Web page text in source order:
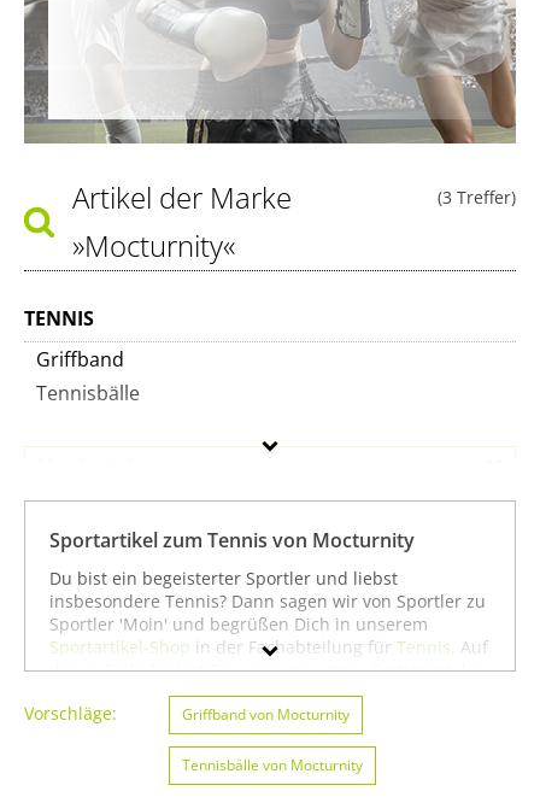
(3 Treffer)
Artikel der Marke
»Mocturnity«
TENNIS
Griffband
Tennisbälle
Preis
Farbe
Sportartikel zum Tennis von Mocturnity
Du bist ein begeisterter Sportler und liebst
insbesondere Tennis? Dann sagen wir von Sportler zu
Sportler 'Moin' und begrüßen Dich in unserem
Sportartikel-Shop in der Fachabteilung für Tennis . Auf
dieser Seite findest Du unser gesamtes Sortiment der
Marke Mocturnity speziell für die Sportart Tennis. Du
kannst die Auswahl weiter einschränken, zum Beispiel
American Football & Rugby von Mocturnity
Angeln von Mocturnity. Wenn Du dagegen nicht
gezielt für die Sportart Tennis suchst, kannst Du Dich
Vorschläge: Griffband von Mocturnity
Tennisbälle von Mocturnity